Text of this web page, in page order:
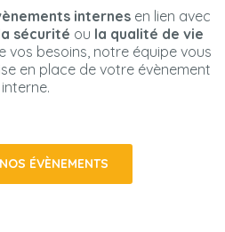
internesen lien avec
sécurité ou la qualité de vie
vos besoins, notre équipe vous
en place de votre évènement
interne.
ÉVÈNEMENTS